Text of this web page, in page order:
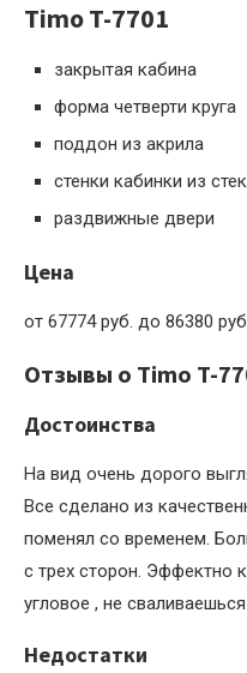
Timo T-7701
закрытая кабина
форма четверти круга
поддон из акрила
стенки кабинки из
раздвижные двери
Цена
от 67774 руб. до 86380
Отзывы о Timo T-
Достоинства
На вид очень дорого
Все сделано из
поменял со временем.
с трех сторон. Эффектно
угловое , не
Недостатки